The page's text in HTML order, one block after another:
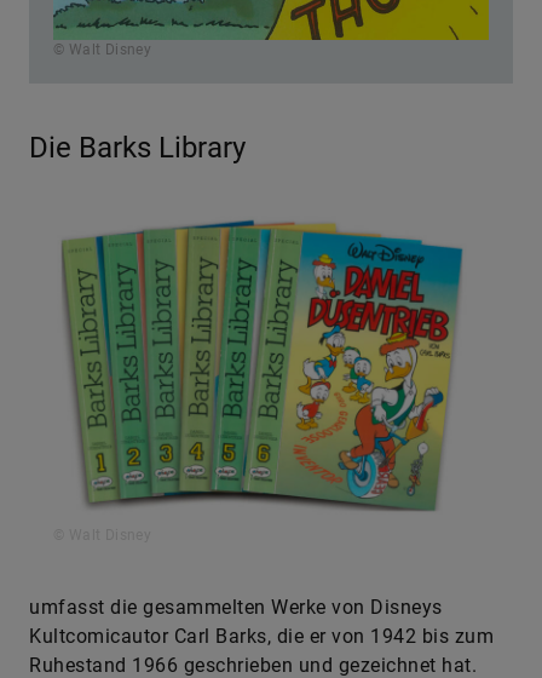
© Walt Disney
Die Barks Library
umfasst die gesammelten Werke von Disneys
Kultcomicautor Carl Barks, die er von 1942 bis zum
Ruhestand 1966 geschrieben und gezeichnet hat.